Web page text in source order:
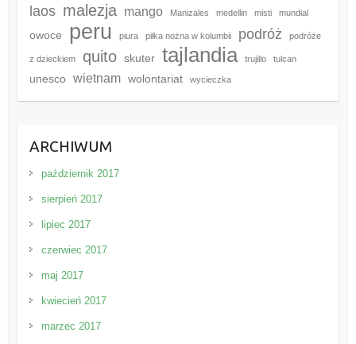
laos malezja mango Manizales medellin misti mundial
owoce peru piura piłka nożna w kolumbii podróż podróże
z dzieckiem quito skuter tajlandia trujillo tulcan
unesco wietnam wolontariat wycieczka
ARCHIWUM
październik 2017
sierpień 2017
lipiec 2017
czerwiec 2017
maj 2017
kwiecień 2017
marzec 2017